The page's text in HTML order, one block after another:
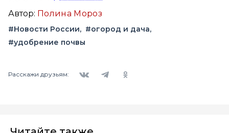
Автор: Полина Мороз
#Новости России
#огород и дача
#удобрение почвы
Расскажи друзьям: